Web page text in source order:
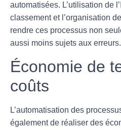
automatisées. L’utilisation de
classement et l’organisation
rendre ces processus non
aussi moins sujets aux erreurs.
Économie de
coûts
L’automatisation des
également de réaliser des